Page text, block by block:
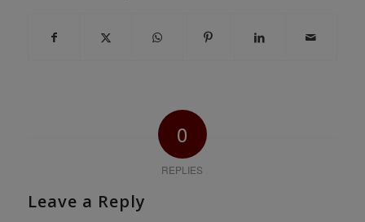
0
REPLIES
Leave a Reply